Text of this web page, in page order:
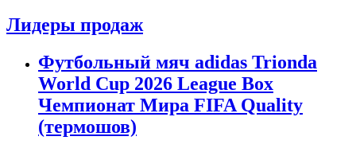
Лидеры продаж
Футбольный мяч adidas Trionda
World Cup 2026 League Box
Чемпионат Мира FIFA Quality
(термошов)